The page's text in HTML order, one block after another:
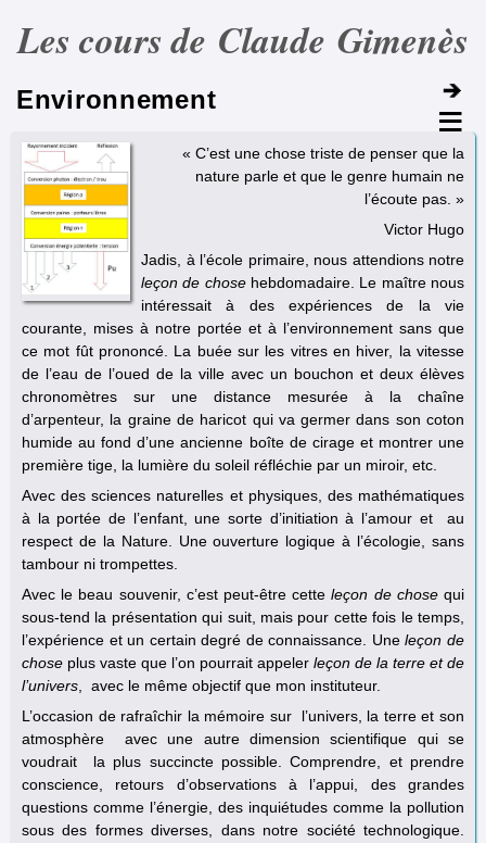
Les cours de Claude Gimenès
Environnement
« C’est une chose triste de penser que la
nature parle et que le genre humain ne
l’écoute pas. »
Victor Hugo
Jadis, à l’école primaire, nous attendions notre
leçon de chosehebdomadaire. Le maître nous
intéressait à des expériences de la vie
courante, mises à notre portée et à l’environnement sans que
ce mot fût prononcé. La buée sur les vitres en hiver, la vitesse
de l’eau de l’oued de la ville avec un bouchon et deux élèves
chronomètres sur une distance mesurée à la chaîne
d’arpenteur, la graine de haricot qui va germer dans son coton
humide au fond d’une ancienne boîte de cirage et montrer une
première tige, la lumière du soleil réfléchie par un miroir, etc.
Avec des sciences naturelles et physiques, des mathématiques
à la portée de l’enfant, une sorte d’initiation à l’amour et au
respect de la Nature. Une ouverture logique à l’écologie, sans
tambour ni trompettes.
Avec le beau souvenir, c’est peut-être cetteleçon de chosequi
sous-tend la présentation qui suit, mais pour cette fois le temps,
l’expérience et un certain degré de connaissance. Uneleçon de
chose plus vaste que l’on pourrait appeler leçon de la terre et de
l’univers , avec le même objectif que mon instituteur.
L’occasion de rafraîchir la mémoire sur l’univers, la terre et son
atmosphère avec une autre dimension scientifique qui se
voudrait la plus succincte possible. Comprendre, et prendre
conscience, retours d’observations à l’appui, des grandes
questions comme l’énergie, des inquiétudes comme la pollution
sous des formes diverses, dans notre société technologique.